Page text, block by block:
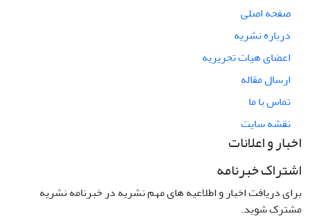
صفحه اصلی
درباره نشریه
اعضای هیات تحریریه
ارسال مقاله
تماس با ما
نقشه سایت
اخبار و اعلانات
اشتراک خبرنامه
برای دریافت اخبار و اطلاعیه های مهم نشریه در خبرنامه نشریه
مشترک شوید.